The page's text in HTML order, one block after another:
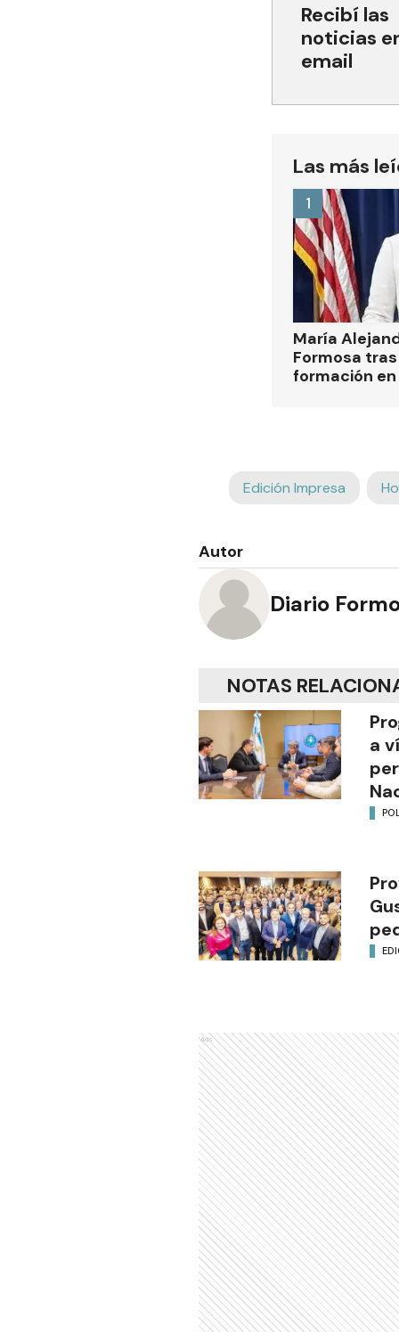
Recibí las
noticias
email
Las más
María
Formosa
formación
1
Edición Impresa
Autor
Diario
NOTAS
a
Ads